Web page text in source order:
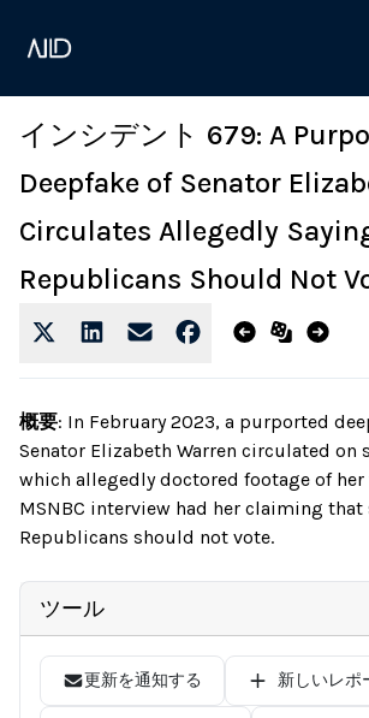
インシデント 679: A
Deepfake of Senator
Circulates Allegedly
Republicans Should Not
概要: In February 2023, a purported
Senator Elizabeth Warren circulated on
which allegedly doctored footage of her
MSNBC interview had her claiming that
Republicans should not vote.
ツール
更新を通知する 新しいレポ